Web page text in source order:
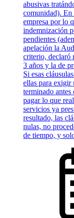
abusivas
comunidad). En
empresa por lo
indemnización
pendientes
apelación la
criterio, declaró
3 años y la de
Si esas
ellas para exigir
terminado
pagar lo que
servicios ya
resultado, las
nulas, no
de tiempo, y